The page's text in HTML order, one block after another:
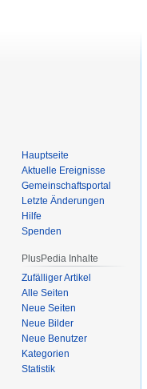
Hauptseite
Aktuelle Ereignisse
Gemeinschafts­portal
Letzte Änderungen
Hilfe
Spenden
PlusPedia Inhalte
Zufälliger Artikel
Alle Seiten
Neue Seiten
Neue Bilder
Neue Benutzer
Kategorien
Statistik